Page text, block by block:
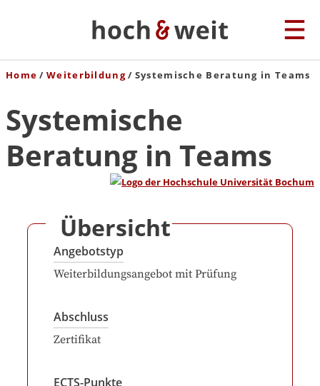
Home Weiterbildung Systemische Beratung in Teams
Systemische
Beratung in Teams
Übersicht
Angebotstyp
Weiterbildungsangebot mit Prüfung
Abschluss
Zertifikat
ECTS-Punkte